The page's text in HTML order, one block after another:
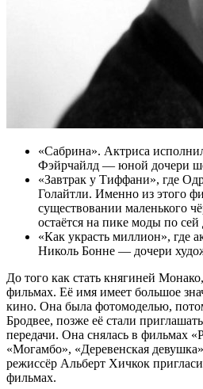
«Сабрина». Актриса
Фэйрчайлд — юной дочери
«Завтрак у Тиффани», где
Голайтли. Именно из этого
существовании маленького
остаётся на пике моды по сей
«Как украсть миллион», где
Николь Бонне — дочери
До того как стать княгиней
фильмах. Её имя имеет большое
кино. Она была фотомоделью,
Бродвее, позже её стали
передачи. Она снялась в фильмах
«Могамбо», «Деревенская
режиссёр Альберт Хичкок
фильмах.